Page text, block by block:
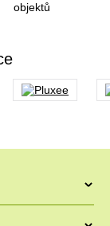
objektů